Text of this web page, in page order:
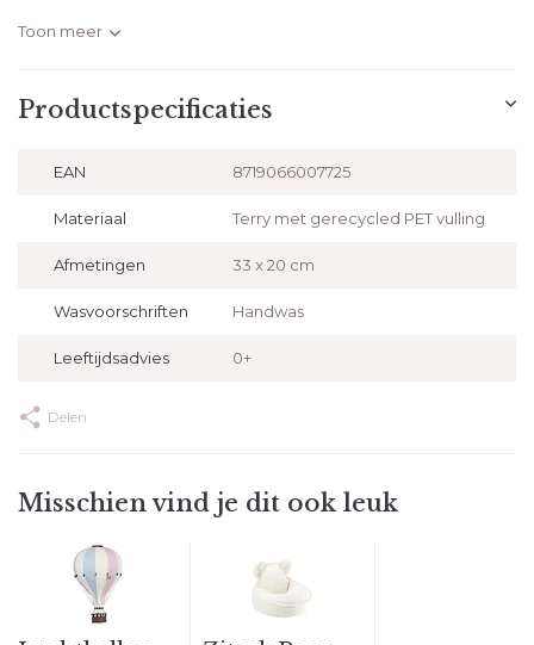
Toon meer
Productspecificaties
EAN 8719066007725
Materiaal Terry met gerecycled PET vulling
Afmetingen 33 x 20 cm
Wasvoorschriften Handwas
Leeftijdsadvies 0+
Delen
Misschien vind je dit ook leuk